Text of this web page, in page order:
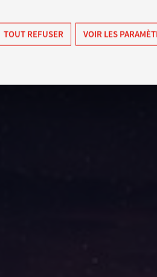
TOUT REFUSER VOIR LES